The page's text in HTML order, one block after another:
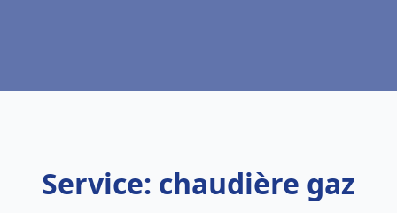
Service: chaudière gaz